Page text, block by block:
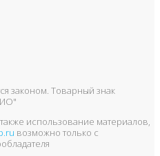
законом. Товарный знак
использование материалов,
возможно только с